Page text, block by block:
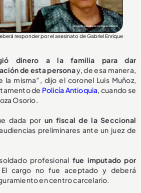
responder por el asesinato de Gabriel Enrique
dinero a la familia para dar
de esta personay, de esa manera,
misma”, dijo el coronel Luis Muñoz,
de Policía Antioquia, cuando se
Osorio.
dada por un fiscal de la Seccional
preliminares ante un juez de
profesional fue imputado por
El cargo no fue aceptado y deberá
en centro carcelario.